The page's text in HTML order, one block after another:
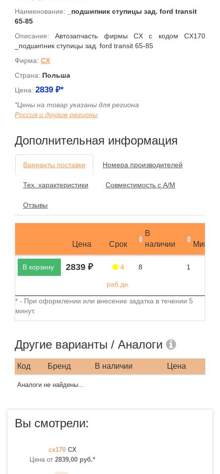
Наименование:
_подшипник ступицы зад. ford transit
65-85
Описание:Автозапчасть фирмы CX с кодом CX170
_подшипник ступицы зад. ford transit 65-85
Фирма: CX
Страна: Польша
Цена: 2839 ₽*
*Цены на товар указаны для региона
Россия и другие регионы
Дополнительная информация
Варианты поставки Номера производителей
Тех. характеристики Совместимость с А/М
Отзывы
Цена Срок
В
наличии
В корзину 2839 ₽ 4
раб.дн.
8 1
* - При оформлении или внесение задатка в течении 5
минут.
Другие варианты / Аналоги
Код Бренд В наличии Цена
Аналоги не найдены...
Вы смотрели:
cx170 CX
Цена от 2839,00 руб.*